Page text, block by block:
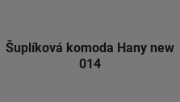
Šuplíková komoda Hany new
014